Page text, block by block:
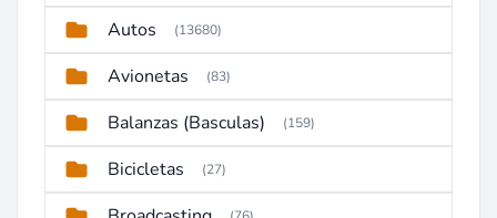
Autos (13680)
Avionetas (83)
Balanzas (Basculas) (159)
Bicicletas (27)